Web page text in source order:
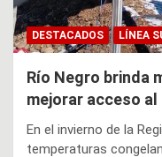
DESTACADOS LÍNEA
Río Negro brinda
mejorar acceso
En el invierno de la
temperaturas